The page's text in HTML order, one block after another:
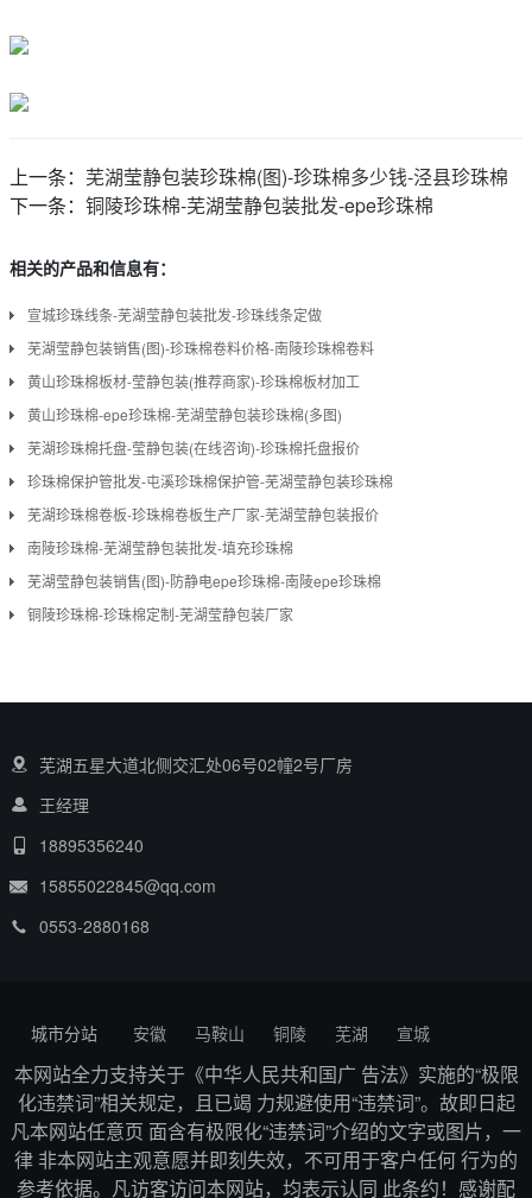
上一条： 芜湖莹静包装珍珠棉(图)-珍珠棉多少钱-泾县珍珠棉
下一条： 铜陵珍珠棉-芜湖莹静包装批发-epe珍珠棉
相关的产品和信息有：
宣城珍珠线条-芜湖莹静包装批发-珍珠线条定做
芜湖莹静包装销售(图)-珍珠棉卷料价格-南陵珍珠棉卷料
黄山珍珠棉板材-莹静包装(推荐商家)-珍珠棉板材加工
黄山珍珠棉-epe珍珠棉-芜湖莹静包装珍珠棉(多图)
芜湖珍珠棉托盘-莹静包装(在线咨询)-珍珠棉托盘报价
珍珠棉保护管批发-屯溪珍珠棉保护管-芜湖莹静包装珍珠棉
芜湖珍珠棉卷板-珍珠棉卷板生产厂家-芜湖莹静包装报价
南陵珍珠棉-芜湖莹静包装批发-填充珍珠棉
芜湖莹静包装销售(图)-防静电epe珍珠棉-南陵epe珍珠棉
铜陵珍珠棉-珍珠棉定制-芜湖莹静包装厂家
芜湖五星大道北侧交汇处06号02幢2号厂房
王经理
18895356240
15855022845@qq.com
0553-2880168
城市分站 安徽 马鞍山 铜陵 芜湖 宣城
本网站全力支持关于《中华人民共和国广 告法》实施的“极限
化违禁词”相关规定，且已竭 力规避使用“违禁词”。故即日起
凡本网站任意页 面含有极限化“违禁词”介绍的文字或图片，一
律 非本网站主观意愿并即刻失效，不可用于客户任何 行为的
参考依据。凡访客访问本网站，均表示认同 此条约！感谢配